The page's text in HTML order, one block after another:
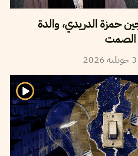
حمزة الدريدي، والدة
الصمت
جويلية2026